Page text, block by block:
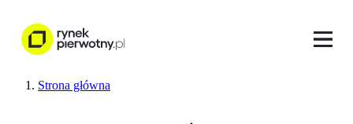
Strona główna